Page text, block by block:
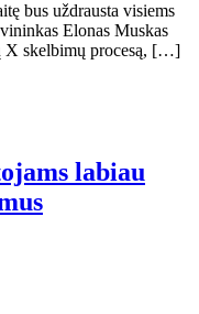
bus uždrausta visiems
Elonas Muskas
X skelbimų procesą, […]
labiau